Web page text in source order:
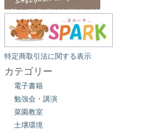
特定商取引法に関する表示
カテゴリー
電子書籍
勉強会・講演
菜園教室
土壌環境